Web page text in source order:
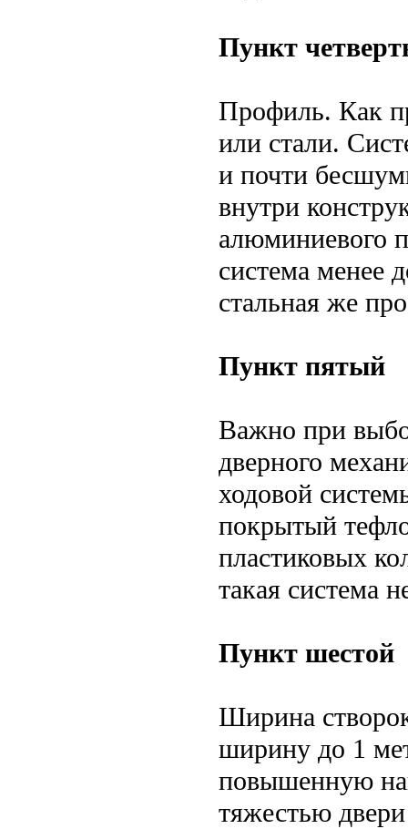
Пункт
Профиль. Как
или стали.
и почти
внутри
алюминиевого
система менее
стальная же
Пункт пятый
Важно при
дверного
ходовой
покрытый
пластиковых
такая система
Пункт шестой
Ширина
ширину до 1
повышенную
тяжестью